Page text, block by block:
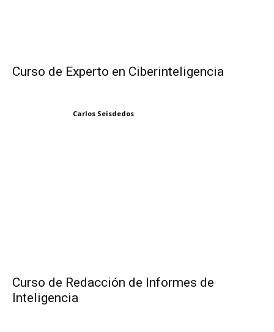
Curso de Experto en Ciberinteligencia
Carlos Seisdedos
Curso de Redacción de Informes de
Inteligencia